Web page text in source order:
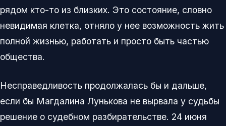
рядом кто-то из близких. Это состояние, словно
невидимая клетка, отняло у нее возможность жить
полной жизнью, работать и просто быть частью
общества.
Несправедливость продолжалась бы и дальше,
если бы Магдалина Лунькова не вырвала у судьбы
решение о судебном разбирательстве. 24 июня